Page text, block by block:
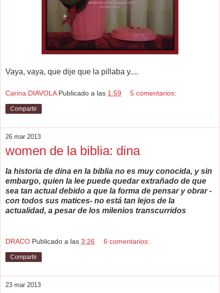
Vaya, vaya, que dije que la pillaba y....
Carina DIAVOLA Publicado a las 1:59 5 comentarios:
Compartir
26 mar 2013
women de la biblia: dina
la historia de dina en la biblia no es muy conocida, y sin
embargo, quien la lee puede quedar extrañado de que
sea tan actual debido a que la forma de pensar y obrar -
con todos sus matices- no está tan lejos de la
actualidad, a pesar de los milenios transcurridos
DRACO Publicado a las 3:26 6 comentarios:
Compartir
23 mar 2013